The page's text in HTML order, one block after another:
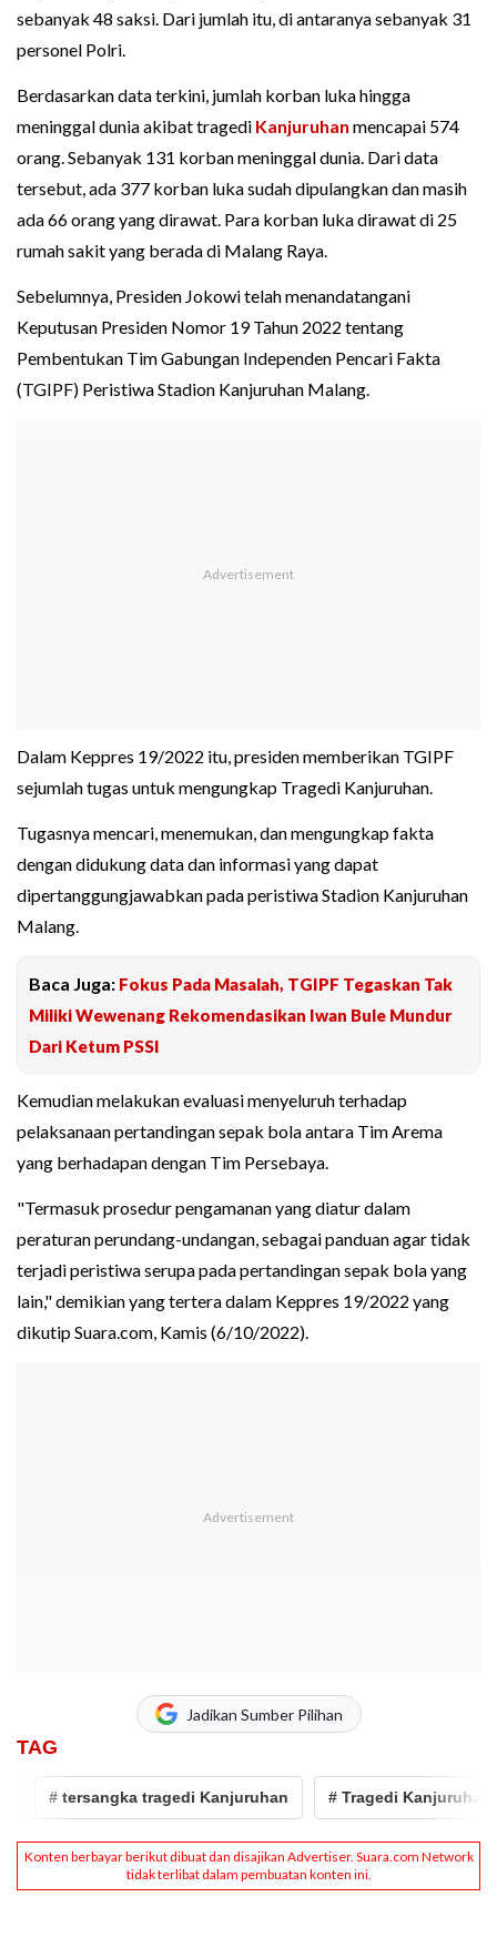
sebanyak 48 saksi. Dari jumlah itu, di antaranya sebanyak 31
personel Polri.
Berdasarkan data terkini, jumlah korban luka hingga
meninggal dunia akibat tragedi Kanjuruhan mencapai 574
orang. Sebanyak 131 korban meninggal dunia. Dari data
tersebut, ada 377 korban luka sudah dipulangkan dan masih
ada 66 orang yang dirawat. Para korban luka dirawat di 25
rumah sakit yang berada di Malang Raya.
Sebelumnya, Presiden Jokowi telah menandatangani
Keputusan Presiden Nomor 19 Tahun 2022 tentang
Pembentukan Tim Gabungan Independen Pencari Fakta
(TGIPF) Peristiwa Stadion Kanjuruhan Malang.
Dalam Keppres 19/2022 itu, presiden memberikan TGIPF
sejumlah tugas untuk mengungkap Tragedi Kanjuruhan.
Tugasnya mencari, menemukan, dan mengungkap fakta
dengan didukung data dan informasi yang dapat
dipertanggungjawabkan pada peristiwa Stadion Kanjuruhan
Malang.
Baca Juga: Fokus Pada Masalah, TGIPF Tegaskan Tak
Miliki Wewenang Rekomendasikan Iwan Bule Mundur
Dari Ketum PSSI
Kemudian melakukan evaluasi menyeluruh terhadap
pelaksanaan pertandingan sepak bola antara Tim Arema
yang berhadapan dengan Tim Persebaya.
"Termasuk prosedur pengamanan yang diatur dalam
peraturan perundang-undangan, sebagai panduan agar tidak
terjadi peristiwa serupa pada pertandingan sepak bola yang
lain," demikian yang tertera dalam Keppres 19/2022 yang
dikutip Suara.com, Kamis (6/10/2022).
Jadikan Sumber Pilihan
TAG
# tersangka tragedi Kanjuruhan # Tragedi Kanjuruhan